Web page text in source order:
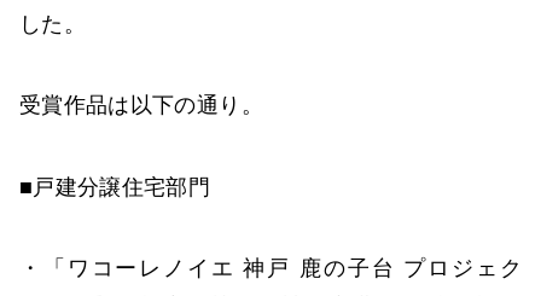
した。
受賞作品は以下の通り。
■戸建分譲住宅部門
・「ワコーレノイエ 神戸 鹿の子台 プロジェク